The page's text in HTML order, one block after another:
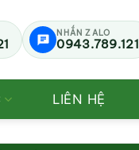
NHẮN ZALO
0943.789.121
LIÊN HỆ